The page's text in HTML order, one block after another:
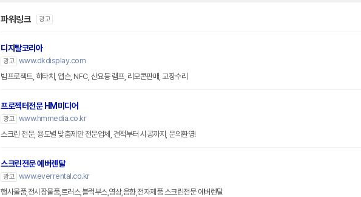
파워링크 광고
디지탈코리아
광고 www.dkdisplay.com
빔프로젝트, 히타치, 앱슨, NFC, 산요등 램프, 리모콘판매, 고장수리
프로젝터전문 HM미디어
광고 www.hmmedia.co.kr
스크린 전문, 용도별 맞춤제안 전문업체, 견적부터 시공까지, 문의환영!
스크린전문 에버렌탈
광고 www.everrental.co.kr
행사물품,전시장물품,트러스,블럭부스,영상,음향,전자제품 스크린전문 에버렌탈